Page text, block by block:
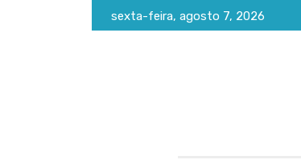
sexta-feira, agosto 7, 2026